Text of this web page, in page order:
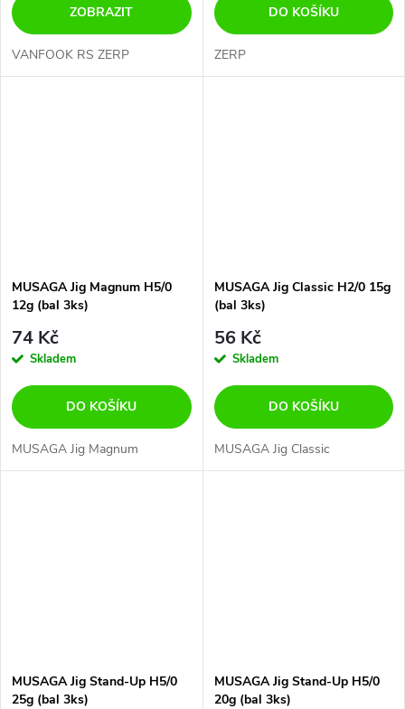
ZOBRAZIT
VANFOOK RS ZERP
DO KOŠÍKU
ZERP
MUSAGA Jig Magnum H5/0
12g (bal 3ks)
74 Kč
Skladem
DO KOŠÍKU
MUSAGA Jig Magnum
MUSAGA Jig Classic H2/0 15g
(bal 3ks)
56 Kč
Skladem
DO KOŠÍKU
MUSAGA Jig Classic
MUSAGA Jig Stand-Up H5/0
25g (bal 3ks)
MUSAGA Jig Stand-Up H5/0
20g (bal 3ks)